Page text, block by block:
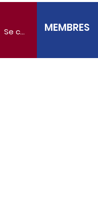
Se connecterMEMBRES